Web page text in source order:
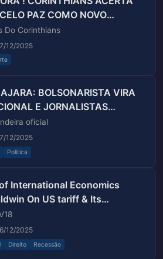
PAZ COMO NOVO
! M...
Do Corinthians
12/2025
BOLSONARISTA VIRA
E JORNALISTAS
RIRoficial
12/2025
Politica
International Economics
On US tariff & Its
On Brazil
12/2025
Direito Recessão